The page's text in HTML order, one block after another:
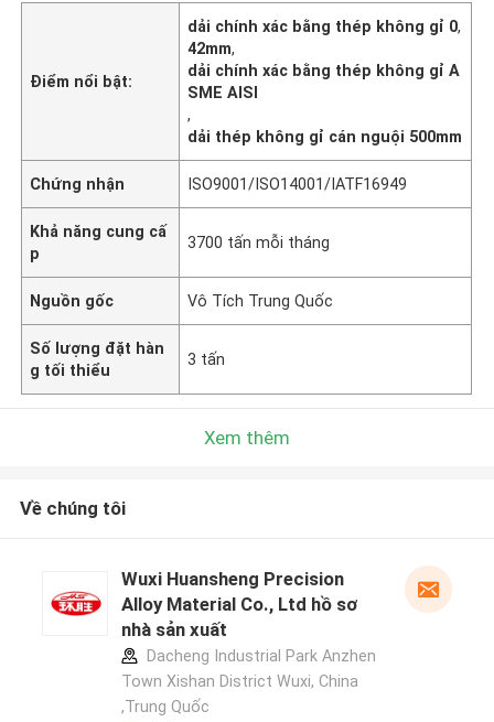
Điểm nổi bật:
dải chính xác bằng thép không gỉ 0,
42mm,
dải chính xác bằng thép không gỉ A
SME AISI
,
dải thép không gỉ cán nguội 500mm
Chứng nhận ISO9001/ISO14001/IATF16949
Khả năng cung cấ
p
3700 tấn mỗi tháng
Nguồn gốc Vô Tích Trung Quốc
Số lượng đặt hàn
g tối thiểu
3 tấn
Xem thêm
Về chúng tôi
Wuxi Huansheng Precision
Alloy Material Co., Ltd hồ sơ
nhà sản xuất
Dacheng Industrial Park Anzhen
Town Xishan District Wuxi, China
,Trung Quốc